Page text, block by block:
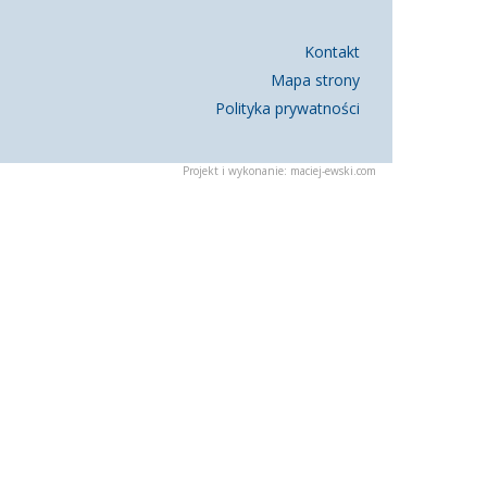
Kontakt
Mapa strony
Polityka prywatności
Projekt i wykonanie: maciej-ewski.com